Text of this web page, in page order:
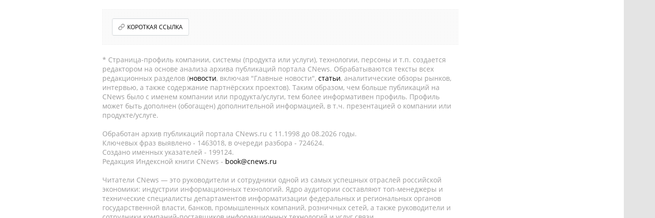
КОРОТКАЯ ССЫЛКА
* Страница-профиль компании, системы (продукта или услуги), технологии, персоны и т.п. создается
редактором на основе анализа архива публикаций портала CNews. Обрабатываются тексты всех
редакционных разделов (новости, включая "Главные новости", статьи, аналитические обзоры рынков,
интервью, а также содержание партнёрских проектов). Таким образом, чем больше публикаций на
CNews было с именем компании или продукта/услуги, тем более информативен профиль. Профиль
может быть дополнен (обогащен) дополнительной информацией, в т.ч. презентацией о компании или
продукте/услуге.
Обработан архив публикаций портала CNews.ru c 11.1998 до 08.2026 годы.
Ключевых фраз выявлено - 1463018, в очереди разбора - 724624.
Создано именных указателей - 199124.
Редакция Индексной книги CNews - book@cnews.ru
Читатели CNews — это руководители и сотрудники одной из самых успешных отраслей российской
экономики: индустрии информационных технологий. Ядро аудитории составляют топ-менеджеры и
технические специалисты департаментов информатизации федеральных и региональных органов
государственной власти, банков, промышленных компаний, розничных сетей, а также руководители и